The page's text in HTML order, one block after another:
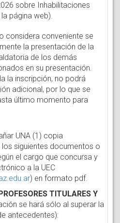
sobre Inhabilitaciones
página web).
considera conveniente se
la presentación de la
de los demás
en su presentación.
la inscripción, no podrá
adicional, por lo que se
último momento para
UNA (1) copia
siguientes documentos o
el cargo que concursa y
a la UEC
) en formato pdf.
TITULARES Y
se hará sólo al superar la
antecedentes):